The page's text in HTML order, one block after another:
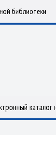
библиотеки
каталог